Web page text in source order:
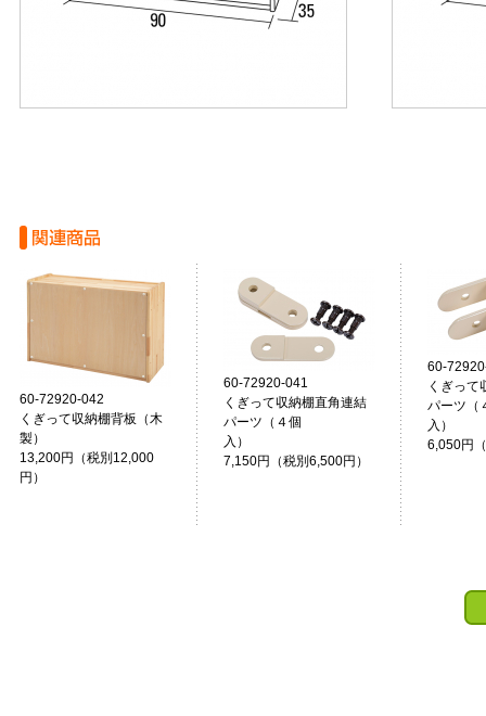
60-72920-042
くぎって収納棚背板（木
製）
13,200円（税別12,000
円）
60-72920-041
くぎって収納棚直角連結
パーツ（４個
入）
7,150円（税別6,500円）
60-
くぎって
パーツ（
入
6,050円